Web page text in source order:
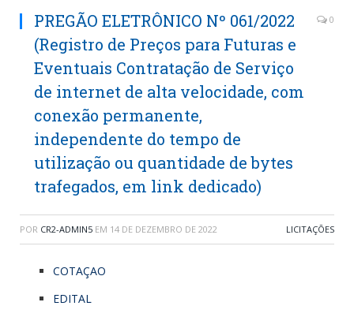
PREGÃO ELETRÔNICO Nº 061/2022
(Registro de Preços para Futuras e
Eventuais Contratação de Serviço
de internet de alta velocidade, com
conexão permanente,
independente do tempo de
utilização ou quantidade de bytes
trafegados, em link dedicado)
0
POR CR2-ADMIN5 EM 14 DE DEZEMBRO DE 2022 LICITAÇÕES
COTAÇAO
EDITAL